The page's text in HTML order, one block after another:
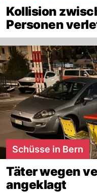
Kollision
Personen
Schüsse in Bern
Täter wegen
angeklagt